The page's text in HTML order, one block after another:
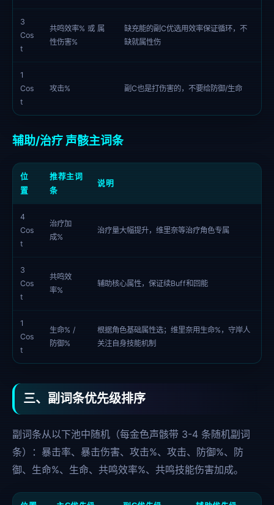
3
Cos
t
共鸣效率% 或 属
性伤害%
缺充能的副C优选用效率保证循环，不
缺就属性伤
1
Cos
t
攻击% 副C也是打伤害的，不要给防御/生命
辅助/治疗 声骸主词条
位
置
推荐主词
条
说明
4
Cos
t
治疗加
成%
治疗量大幅提升，维里奈等治疗角色专属
3
Cos
t
共鸣效
率%
辅助核心属性，保证续Buff和回能
1
Cos
t
生命% /
防御%
根据角色基础属性选；维里奈用生命%，守岸人
关注自身技能机制
三、副词条优先级排序
副词条从以下池中随机（每金色声骸带 3-4 条随机副词
条）：暴击率、暴击伤害、攻击%、攻击、防御%、防
御、生命%、生命、共鸣效率%、共鸣技能伤害加成。